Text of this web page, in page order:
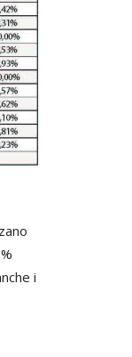
i